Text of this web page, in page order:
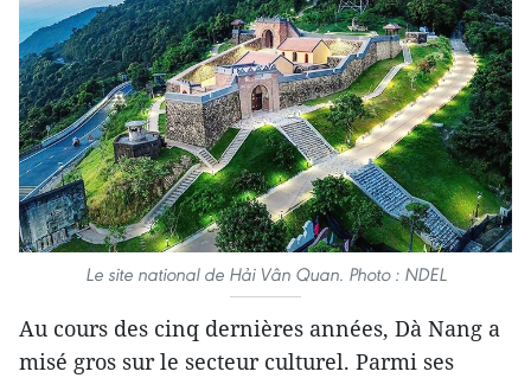
Le site national de Hải Vân Quan. Photo : NDEL
Au cours des cinq dernières années, Dà Nang a
misé gros sur le secteur culturel. Parmi ses